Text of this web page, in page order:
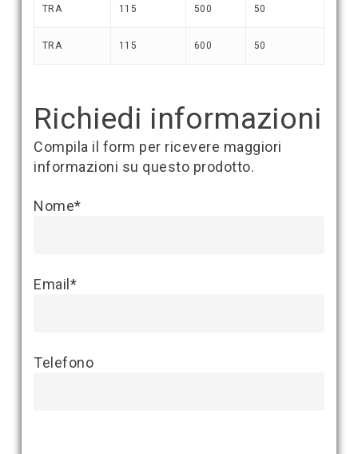
TRA 115 500 50
TRA 115 600 50
Richiedi informazioni
Compila il form per ricevere maggiori
informazioni su questo prodotto.
Nome*
Email*
Telefono